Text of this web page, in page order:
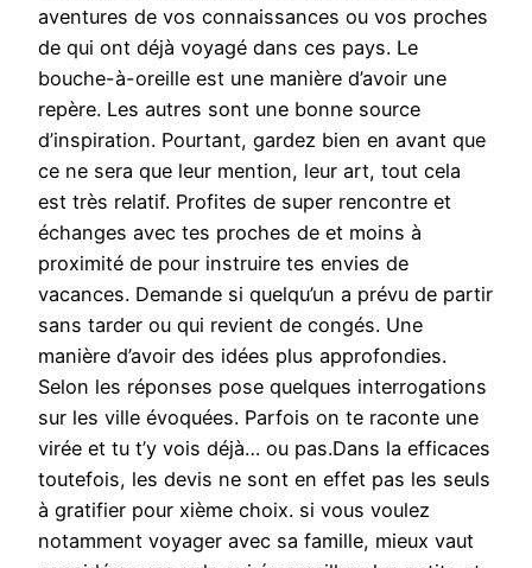
aventures de vos connaissances ou vos proches
de qui ont déjà voyagé dans ces pays. Le
bouche-à-oreille est une manière d’avoir une
repère. Les autres sont une bonne source
d’inspiration. Pourtant, gardez bien en avant que
ce ne sera que leur mention, leur art, tout cela
est très relatif. Profites de super rencontre et
échanges avec tes proches de et moins à
proximité de pour instruire tes envies de
vacances. Demande si quelqu’un a prévu de partir
sans tarder ou qui revient de congés. Une
manière d’avoir des idées plus approfondies.
Selon les réponses pose quelques interrogations
sur les ville évoquées. Parfois on te raconte une
virée et tu t’y vois déjà… ou pas.Dans la efficaces
toutefois, les devis ne sont en effet pas les seuls
à gratifier pour xième choix. si vous voulez
notamment voyager avec sa famille, mieux vaut